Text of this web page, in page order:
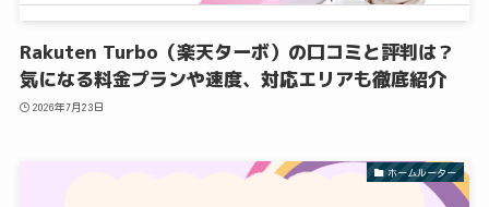
Rakuten Turbo（楽天ターボ）の口コミと評判は？
気になる料金プランや速度、対応エリアも徹底紹介
2026年7月23日
ホームルーター